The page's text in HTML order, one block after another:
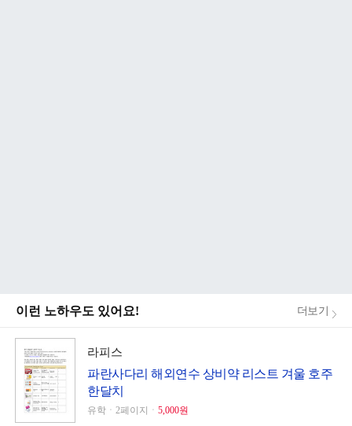
이런 노하우도 있어요! 더보기
라피스
파란사다리 해외연수 상비약 리스트 겨울 호주
한달치
유학ㆍ2페이지ㆍ 5,000원